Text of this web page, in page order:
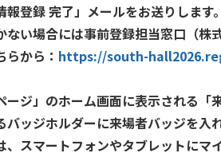
報登録 完了」メールをお送りします
ない場合には事前登録担当窓口（
から： https://south-
ージ」のホーム画面に表示される
バッジホルダーに来場者バッジを入
、スマートフォンやタブレットに